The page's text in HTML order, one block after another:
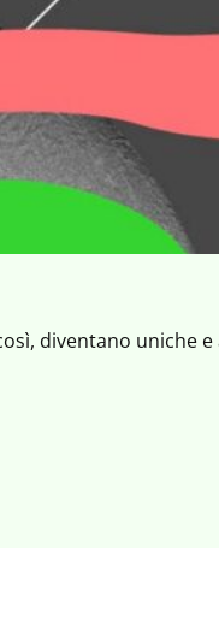
diventano uniche